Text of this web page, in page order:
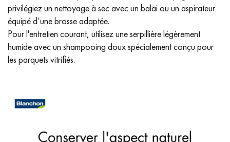
privilégiez un nettoyage à sec avec un balai ou un aspirateur
équipé d’une brosse adaptée.
Pour l'entretien courant, utilisez une serpillière légèrement
humide avec un shampooing doux spécialement conçu pour
les parquets vitrifiés.